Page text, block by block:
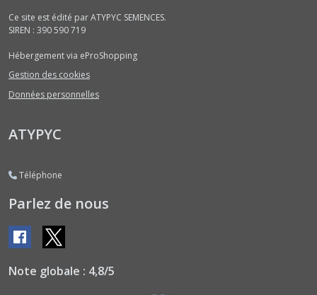
Courges
Musquées
Jeunes
Courgettes
(4)
Courges
Butternut
Courges
Musquées
Type
Provence
(4)
Ce site est édité par ATYPYC SEMENCES.
SIREN : 390 590 719
Hébergement via eProShopping
Gestion des cookies
Données personnelles
ATYPYC
Téléphone
Parlez de nous
Note globale : 4,8/5